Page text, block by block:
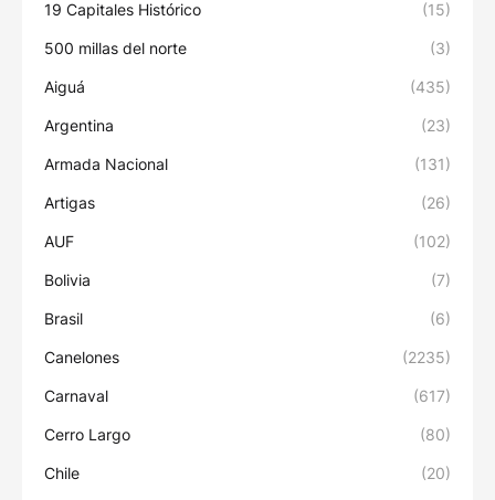
19 Capitales Histórico (15)
500 millas del norte (3)
Aiguá (435)
Argentina (23)
Armada Nacional (131)
Artigas (26)
AUF (102)
Bolivia (7)
Brasil (6)
Canelones (2235)
Carnaval (617)
Cerro Largo (80)
Chile (20)